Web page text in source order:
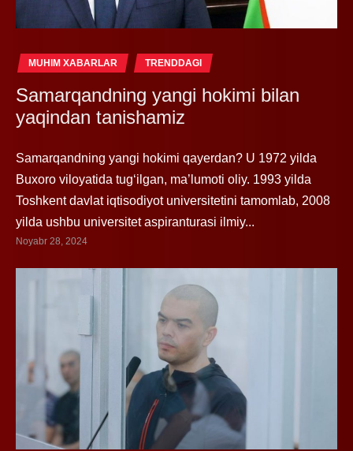
MUHIM XABARLAR TRENDDAGI
Samarqandning yangi hokimi bilan
yaqindan tanishamiz
Samarqandning yangi hokimi qayerdan? U 1972 yilda
Buxoro viloyatida tug‘ilgan, ma’lumoti oliy. 1993 yilda
Toshkent davlat iqtisodiyot universitetini tamomlab, 2008
yilda ushbu universitet aspiranturasi ilmiy...
Noyabr 28, 2024